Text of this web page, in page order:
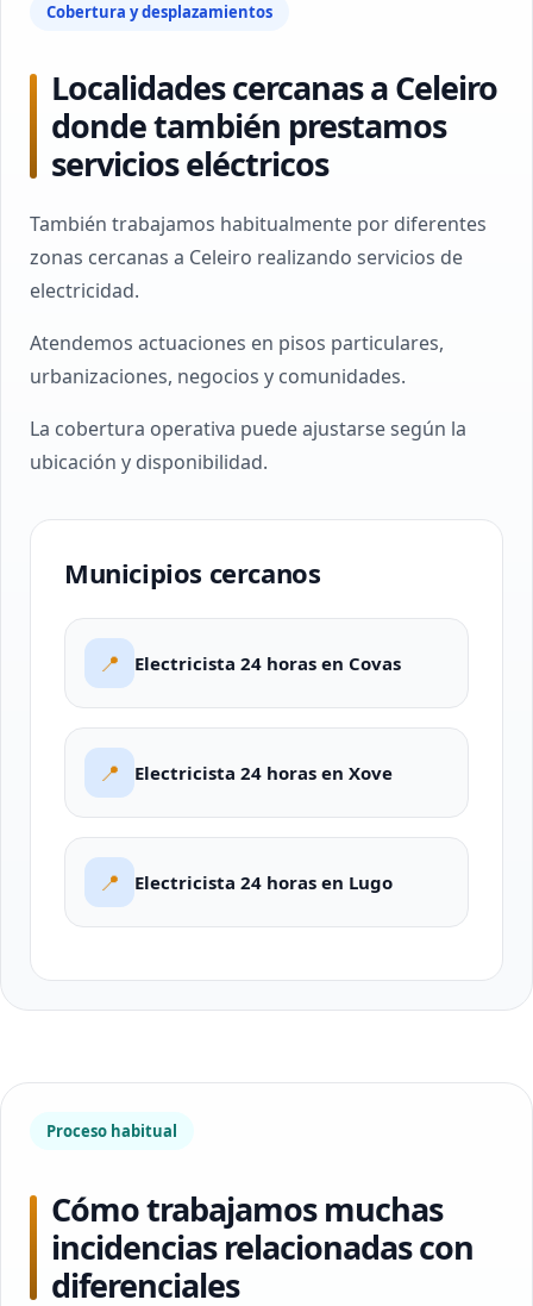
Cobertura y desplazamientos
Localidades cercanas a Celeiro
donde también prestamos
servicios eléctricos
También trabajamos habitualmente por diferentes
zonas cercanas a Celeiro realizando servicios de
electricidad.
Atendemos actuaciones en pisos particulares,
urbanizaciones, negocios y comunidades.
La cobertura operativa puede ajustarse según la
ubicación y disponibilidad.
Municipios cercanos
📍 Electricista 24 horas en Covas
📍 Electricista 24 horas en Xove
📍 Electricista 24 horas en Lugo
Proceso habitual
Cómo trabajamos muchas
incidencias relacionadas con
diferenciales